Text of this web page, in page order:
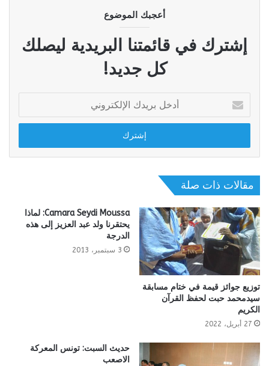
أعجبك الموضوع
إشترك في قائمتنا البريدية ليصلك
كل جديد!
بريدك
الإلكتروني
مقالات ذات صلة
توزيع جوائز قيمة في ختام مسابقة
سيدمحمد حبت لحفظ القرآن
الكريم
27 أبريل، 2022
Camara Seydi Moussa: لماذا
يحتقرنا ولد عبد العزيز إلى هذه
الدرجة
3 سبتمبر، 2013
حديث السبت: تونس المعركة
الاصعب